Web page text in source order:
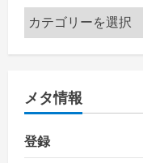
カ
テ
ゴ
ー
メタ情報
登録